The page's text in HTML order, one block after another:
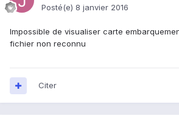
Posté(e) 8 janvier 2016
Impossible de visualiser carte
fichier non reconnu
Citer